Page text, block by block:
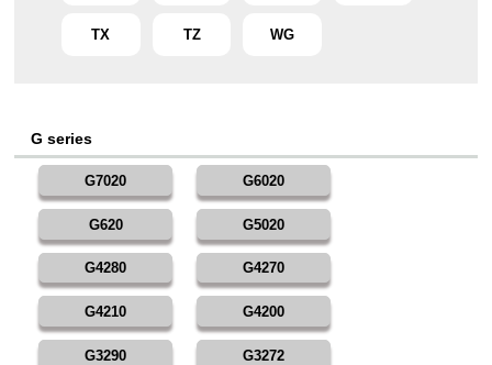
TX TZ WG
G series
G7020 G6020
G620 G5020
G4280 G4270
G4210 G4200
G3290 G3272